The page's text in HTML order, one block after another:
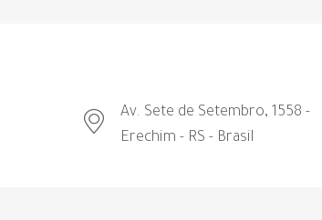
Av. Sete de Setembro, 1558 -
Erechim - RS - Brasil